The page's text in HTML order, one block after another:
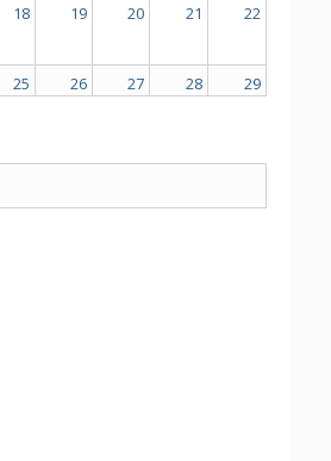
18 19 20 21 22
25 26 27 28 29